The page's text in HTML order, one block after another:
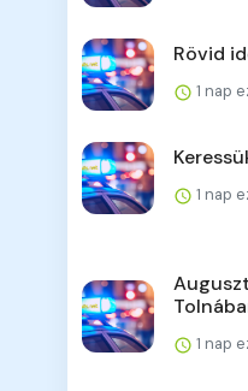
Rövid
1 nap
1 nap
1 nap